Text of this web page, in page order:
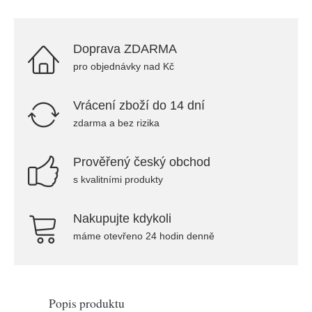
Doprava ZDARMA
pro objednávky nad Kč
Vrácení zboží do 14 dní
zdarma a bez rizika
Prověřený český obchod
s kvalitními produkty
Nakupujte kdykoli
máme otevřeno 24 hodin denně
Popis produktu